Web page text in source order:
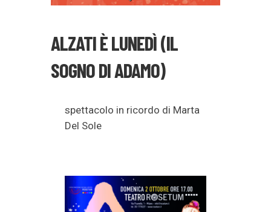
ALZATI È LUNEDÌ (IL
SOGNO DI ADAMO)
spettacolo in ricordo di Marta
Del Sole